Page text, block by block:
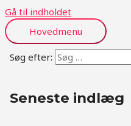
Gå til indholdet
Hovedmenu
Søg efter:
Seneste indlæg